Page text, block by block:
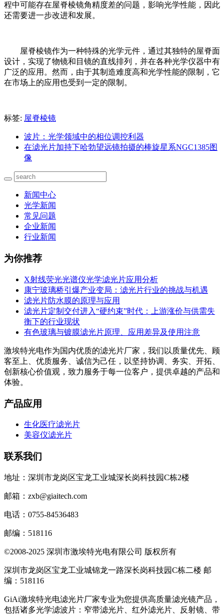
程中可能存在屋脊棱镜角精度差的问题，影响光学性能，因此
还需要进一步改进和发展。
屋脊棱镜作为一种特殊的光学元件，通过其独特的屋脊面
设计，实现了物镜和目镜的直线排列，并在各种光学仪器中有
广泛的应用。然而，由于其制造难度高和光学性能的限制，它
在市场上的应用也受到一定的限制。
标签: 屋脊棱镜
波片：光学领域中的相位调控利器
在滤光片加持下哈勃望远镜拍摄的棒旋星系NGC1385图
像
新闻中心
光学新闻
常见问题
企业新闻
行业新闻
为你推荐
X射线荧光光谱仪光学滤光片应用分析
康宁玻璃桥引爆产业变局：滤光片行业的挑战与机遇
滤光片防水膜的原理与应用
滤光片定制交付进入“硬约束”时代：上游涨价与供需失
衡下的行业现状
有色玻璃与镀膜滤光片原理、应用差异及使用注意
激埃特光电作为国内优质的滤光片厂家，我们以质量优先、顾
客至上、优质服务、诚信为己任，以坚持协调、务实、开拓、
创新核心价值观，致力服务于每一位客户，提供卓越的产品和
体验。
产品应用
生化医疗滤光片
美容仪滤光片
联系我们
地址：深圳市龙岗区宝龙工业城深长岗科技园C栋2楼
邮箱：zxb@giaitech.com
电话：0755-84536483
邮编：518116
©2008-2025 深圳市激埃特光电有限公司 版权所有
深圳市龙岗区宝龙工业城锦龙一路深长岗科技园C栋二楼 邮
编：518116
GiAi激埃特光电滤光片厂家专业为您提供高质量滤光镜产品，
包括诸多光学滤波片：窄带滤光片、红外滤光片、反射镜、带